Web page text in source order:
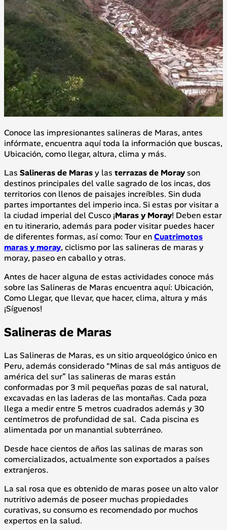
Conoce las impresionantes salineras de Maras, antes
infórmate, encuentra aquí toda la información que buscas,
Ubicación, como llegar, altura, clima y más.
Las Salineras de Marasy las terrazas de Morayson
destinos principales del valle sagrado de los incas, dos
territorios con llenos de paisajes increíbles. Sin duda
partes importantes del imperio inca. Si estas por visitar a
la ciudad imperial del Cusco ¡Maras y Moray! Deben estar
en tu itinerario, además para poder visitar puedes hacer
de diferentes formas, así como: Tour enCuatrimotos
maras y moray, ciclismo por las salineras de maras y
moray, paseo en caballo y otras.
Antes de hacer alguna de estas actividades conoce más
sobre las Salineras de Maras encuentra aquí: Ubicación,
Como Llegar, que llevar, que hacer, clima, altura y más
¡Síguenos!
Salineras de Maras
Las Salineras de Maras, es un sitio arqueológico único en
Peru, además considerado “Minas de sal más antiguos de
américa del sur” las salineras de maras están
conformadas por 3 mil pequeñas pozas de sal natural,
excavadas en las laderas de las montañas. Cada poza
llega a medir entre 5 metros cuadrados además y 30
centímetros de profundidad de sal. Cada piscina es
alimentada por un manantial subterráneo.
Desde hace cientos de años las salinas de maras son
comercializados, actualmente son exportados a países
extranjeros.
La sal rosa que es obtenido de maras posee un alto valor
nutritivo además de poseer muchas propiedades
curativas, su consumo es recomendado por muchos
expertos en la salud.